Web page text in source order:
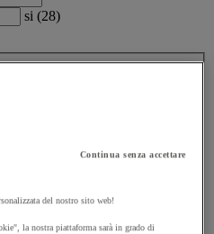
si (28)
nel Regno Unito
nell'UE(3) Realizzato
Continua senza accettare
del nostro sito web!
la nostra piattaforma sarà in grado di